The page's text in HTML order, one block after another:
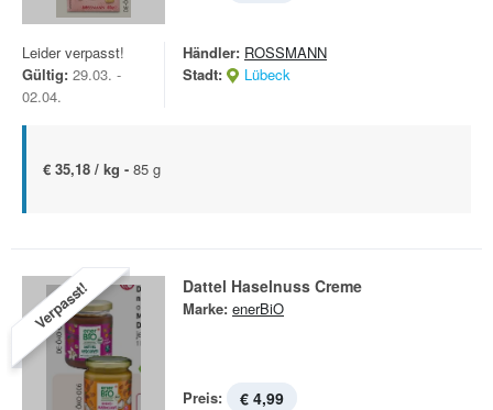
Leider verpasst!
Gültig: 29.03. -
02.04.
Händler: ROSSMANN
Stadt:
Lübeck
€ 35,18 / kg - 85 g
Verpasst! Dattel Haselnuss Creme
Marke: enerBiO
Preis: € 4,99